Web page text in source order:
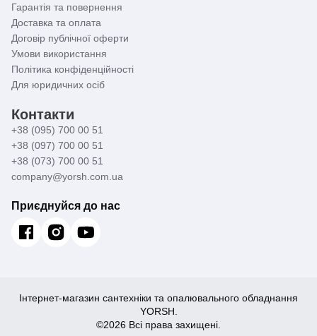
Гарантія та повернення
Доставка та оплата
Договір публічної оферти
Умови використання
Політика конфіденційності
Для юридичних осіб
Контакти
+38 (095) 700 00 51
+38 (097) 700 00 51
+38 (073) 700 00 51
company@yorsh.com.ua
Приєднуйся до нас
Інтернет-магазин сантехніки та опалювального обладнання
YORSH.
©2026 Всі права захищені.